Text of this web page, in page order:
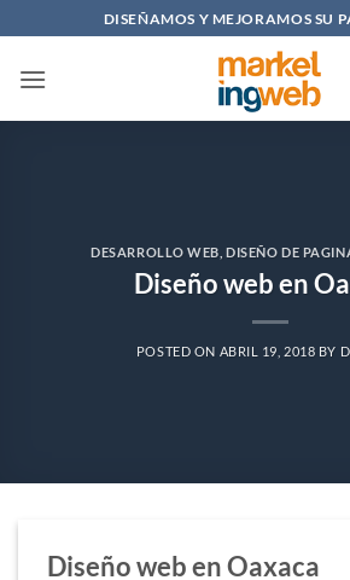
al
contenido
DISEÑAMOS Y MEJORAMOS SU
DESARROLLO WEB ,DISEÑO DE
Diseño web en
POSTED ON ABRIL 19, 2018 BY
Diseño web en Oaxaca